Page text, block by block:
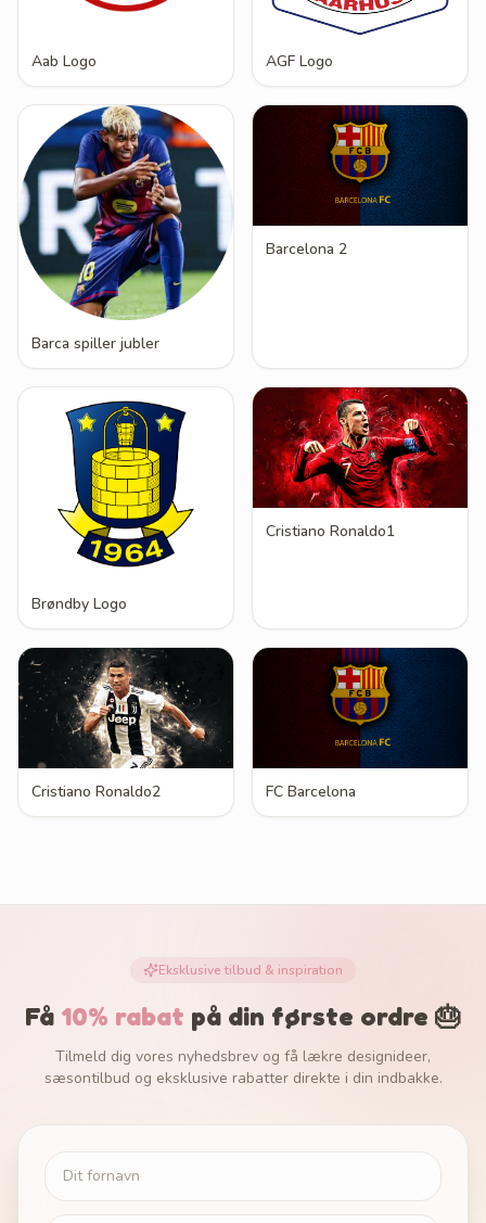
Aab Logo AGF Logo
Barca spiller jubler
Barcelona 2
Brøndby Logo
Cristiano Ronaldo1
Cristiano Ronaldo2 FC Barcelona
Eksklusive tilbud & inspiration
Få 10% rabat på din første ordre 🎂
Tilmeld dig vores nyhedsbrev og få lækre designideer,
sæsontilbud og eksklusive rabatter direkte i din indbakke.